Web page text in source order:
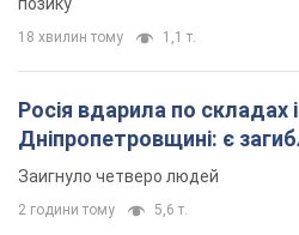
позику"
18 хвилин тому 1,1 т.
Росія вдарила по складах
Дніпропетровщині: є
Заигнуло четверо людей
2 години тому 5,6 т.